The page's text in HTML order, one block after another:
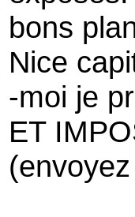
bons
Nice
-moi je
ET